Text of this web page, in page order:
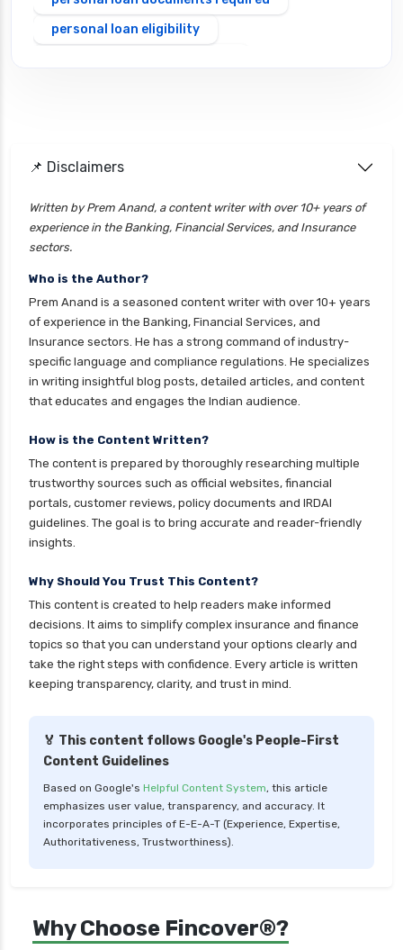
personal loan eligibility
personal loan eligibility hdfc
personal loan eligibility idfc
personal loan eligibility incred
personal loan eligibility indusind bank
personal loan eligibility kotak
personal loan eligibility shriram
personal loan eligibility tata capital
personal loan eligibility yes bank
personal loan for ca
personal loan for defence personnel
personal loan for home renovation
personal loan for it professionals
personal loan for marriage
personal loan for nri
personal loan for salaried individuals
personal loan for self employed
personal loan for women
personal loan in 10 minutes
personal loan in andhra pradesh
personal loan in cochin
📌 Disclaimers
Written by Prem Anand, a content writer with over 10+ years of
experience in the Banking, Financial Services, and Insurance
sectors.
Who is the Author?
Prem Anand is a seasoned content writer with over 10+ years
of experience in the Banking, Financial Services, and
Insurance sectors. He has a strong command of industry-
specific language and compliance regulations. He specializes
in writing insightful blog posts, detailed articles, and content
that educates and engages the Indian audience.
How is the Content Written?
The content is prepared by thoroughly researching multiple
trustworthy sources such as official websites, financial
portals, customer reviews, policy documents and IRDAI
guidelines. The goal is to bring accurate and reader-friendly
insights.
Why Should You Trust This Content?
This content is created to help readers make informed
decisions. It aims to simplify complex insurance and finance
topics so that you can understand your options clearly and
take the right steps with confidence. Every article is written
keeping transparency, clarity, and trust in mind.
🏅 This content follows Google's People-First
Content Guidelines
Based on Google's Helpful Content System, this article
emphasizes user value, transparency, and accuracy. It
incorporates principles of E-E-A-T (Experience, Expertise,
Authoritativeness, Trustworthiness).
Why Choose Fincover®?